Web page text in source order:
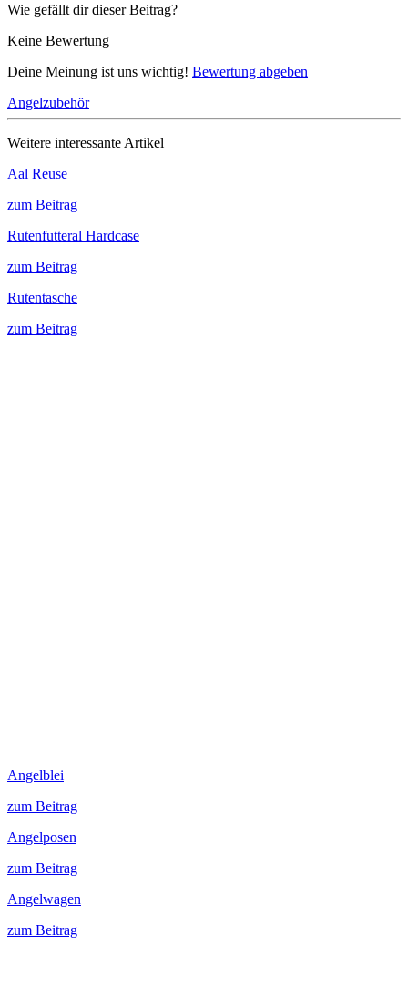
Wie gefällt dir dieser Beitrag?
Keine Bewertung
Deine Meinung ist uns wichtig! Bewertung abgeben
Angelzubehör
Weitere interessante Artikel
Aal Reuse
zum Beitrag
Rutenfutteral Hardcase
zum Beitrag
Rutentasche
zum Beitrag
Angelblei
zum Beitrag
Angelposen
zum Beitrag
Angelwagen
zum Beitrag